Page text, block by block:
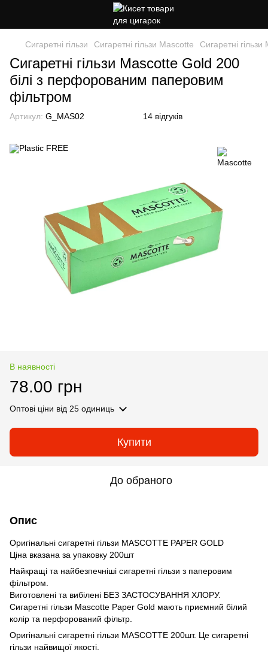
Сигаретні гільзи Сигаретні гільзи Mascotte Сигаретні
Сигаретні гільзи Mascotte Gold 200
білі з перфорованим паперовим
фільтром
Артикул: G_MAS02 14 відгуків
В наявності
78.00 грн
Оптові ціни від 25 одиниць
Купити
До обраного
Опис
Оригінальні сигаретні гільзи MASCOTTE PAPER GOLD
Ціна вказана за упаковку 200шт
Найкращі та найбезпечніші сигаретні гільзи з паперовим
фільтром.
Виготовлені та вибілені БЕЗ ЗАСТОСУВАННЯ ХЛОРУ.
Сигаретні гільзи Mascotte Paper Gold мають приємний білий
колір та перфорований фільтр.
Оригінальні сигаретні гільзи MASCOTTE 200шт. Це сигаретні
гільзи найвищої якості.